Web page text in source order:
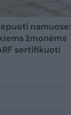
namuose:
žmonėms
sertifikuoti